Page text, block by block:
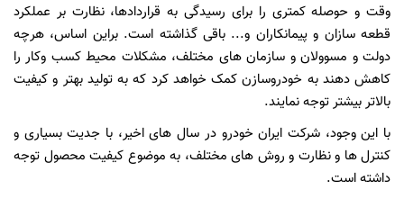
وقت و حوصله کمتری را برای رسیدگی به قراردادها، نظارت بر عملکرد
قطعه سازان و پیمانکاران و... باقی گذاشته است. براین اساس، هرچه
دولت و مسوولان و سازمان های مختلف، مشکلات محیط کسب وکار را
کاهش دهند به خودروسازن کمک خواهد کرد که به تولید بهتر و کیفیت
بالاتر بیشتر توجه نمایند.
با این وجود، شرکت ایران خودرو در سال های اخیر، با جدیت بسیاری و
کنترل ها و نظارت و روش های مختلف، به موضوع کیفیت محصول توجه
داشته است.